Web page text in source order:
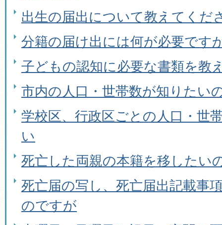
出生の届出について教えてくだ
分籍の届け出には何が必要です
子どもの認知に必要な書類を教
市内の人口・世帯数が知りたい
学校区、行政区ごとの人口・世
い
死亡した両親の本籍を移したい
死亡届の写し、死亡届出記載事
のですが